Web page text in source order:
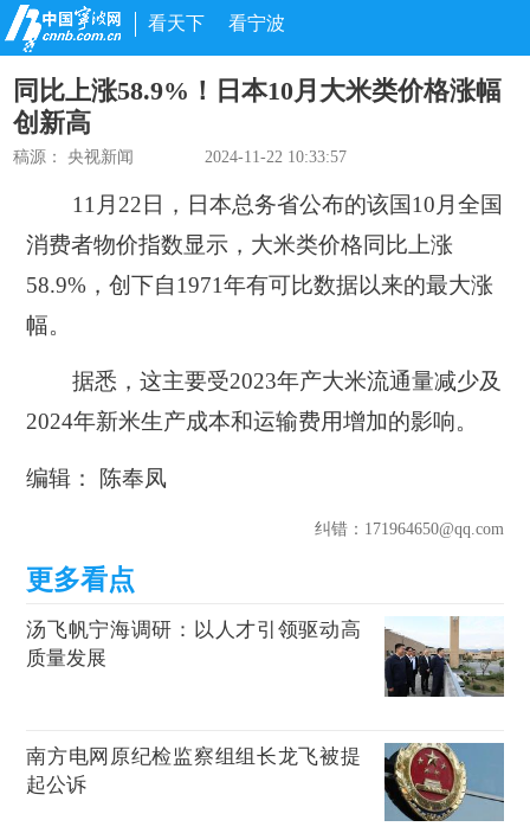
看天下 看宁波
同比上涨58.9%！日本10月大米类价格涨幅
创新高
稿源：央视新闻 2024-11-22 10:33:57
11月22日，日本总务省公布的该国10月全国
消费者物价指数显示，大米类价格同比上涨
58.9%，创下自1971年有可比数据以来的最大涨
幅。
据悉，这主要受2023年产大米流通量减少及
2024年新米生产成本和运输费用增加的影响。
编辑： 陈奉凤
纠错：171964650@qq.com
汤飞帆宁海调研：以人才引领驱动高
质量发展
南方电网原纪检监察组组长龙飞被提
起公诉